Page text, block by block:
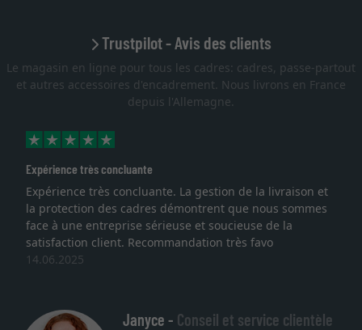
Trustpilot - Avis des clients
Le magasin en ligne pour tous les cadres: cadres, passe-partout
et autres accessoires d'encadrement. Nous livrons en France
depuis l'Allemagne.
Expérience très concluante
Expérience très concluante. La gestion de la livraison et
la protection des cadres démontrent que nous sommes
face à une entreprise sérieuse et soucieuse de la
satisfaction client. Recommandation très favo
14.06.2025
Janyce - Conseil et service clientèle